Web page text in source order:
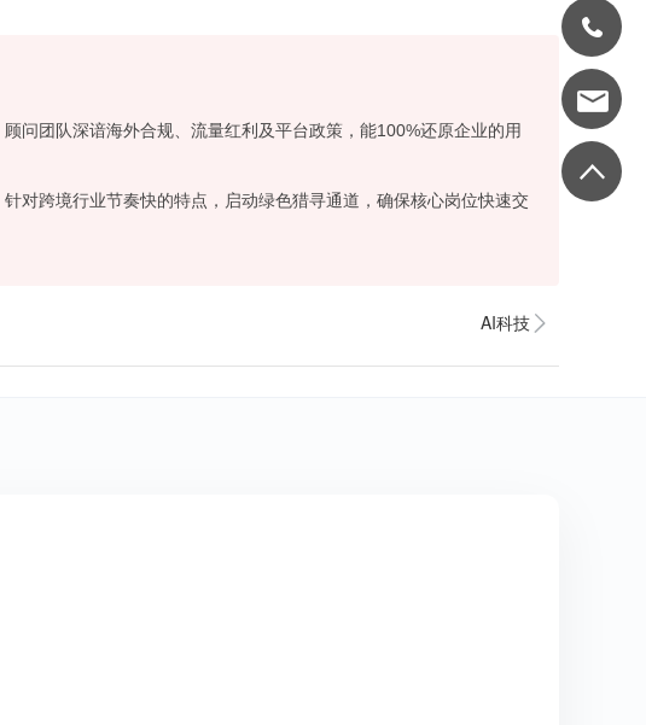
顾问团队深谙海外合规、流量红利及平台政策，能100%还原企业的用
针对跨境行业节奏快的特点，启动绿色猎寻通道，确保核心岗位快速交
AI科技